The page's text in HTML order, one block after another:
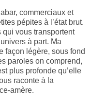
commerciaux et
pépites à l’état brut.
qui vous transportent
à part. Ma
façon légère, sous fond
paroles on comprend,
plus profonde qu’elle
raconte à la
amère.